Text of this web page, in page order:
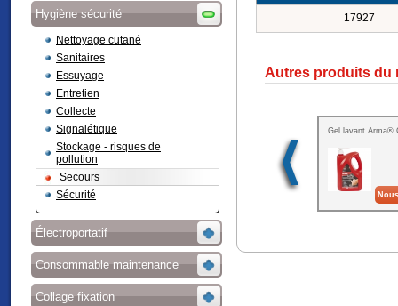
Hygiène sécurité
Nettoyage cutané
Sanitaires
Essuyage
Entretien
Collecte
Signalétique
Stockage - risques de
pollution
Secours
Sécurité
Électroportatif
Consommable maintenance
Collage fixation
17927
Autres produits du
Gel lavant Arma®